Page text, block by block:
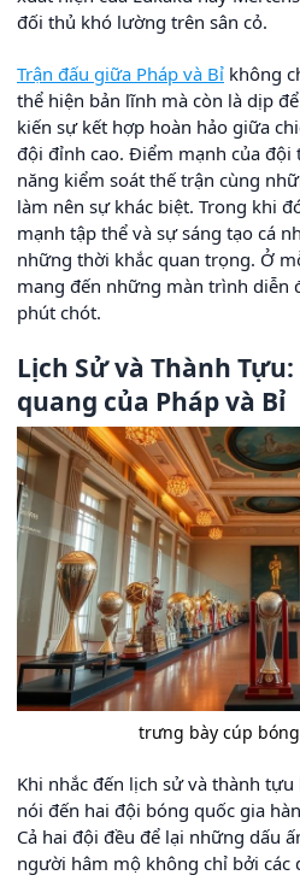
đối thủ khó lường trên sân cỏ.
Trận đấu giữa Pháp và Bỉ không
thể hiện bản lĩnh mà còn là dịp
kiến sự kết hợp hoàn hảo giữa
đội đỉnh cao. Điểm mạnh của đội
năng kiểm soát thế trận cùng
làm nên sự khác biệt. Trong khi
mạnh tập thể và sự sáng tạo cá
những thời khắc quan trọng. Ở
mang đến những màn trình diễn
phút chót.
Lịch Sử và Thành
quang của Pháp và Bỉ
trưng bày cúp
Khi nhắc đến lịch sử và thành
nói đến hai đội bóng quốc gia
Cả hai đội đều để lại những dấu
người hâm mộ không chỉ bởi các